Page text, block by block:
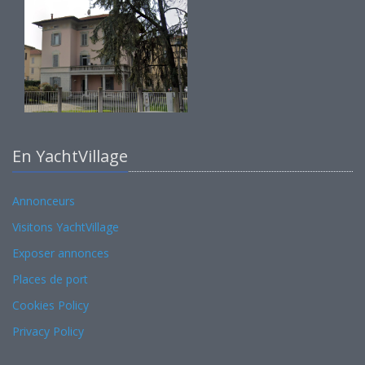
En YachtVillage
Annonceurs
Visitons YachtVillage
Exposer annonces
Places de port
Cookies Policy
Privacy Policy